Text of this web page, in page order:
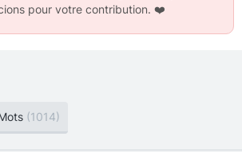
pour votre contribution. ❤️
(1014)